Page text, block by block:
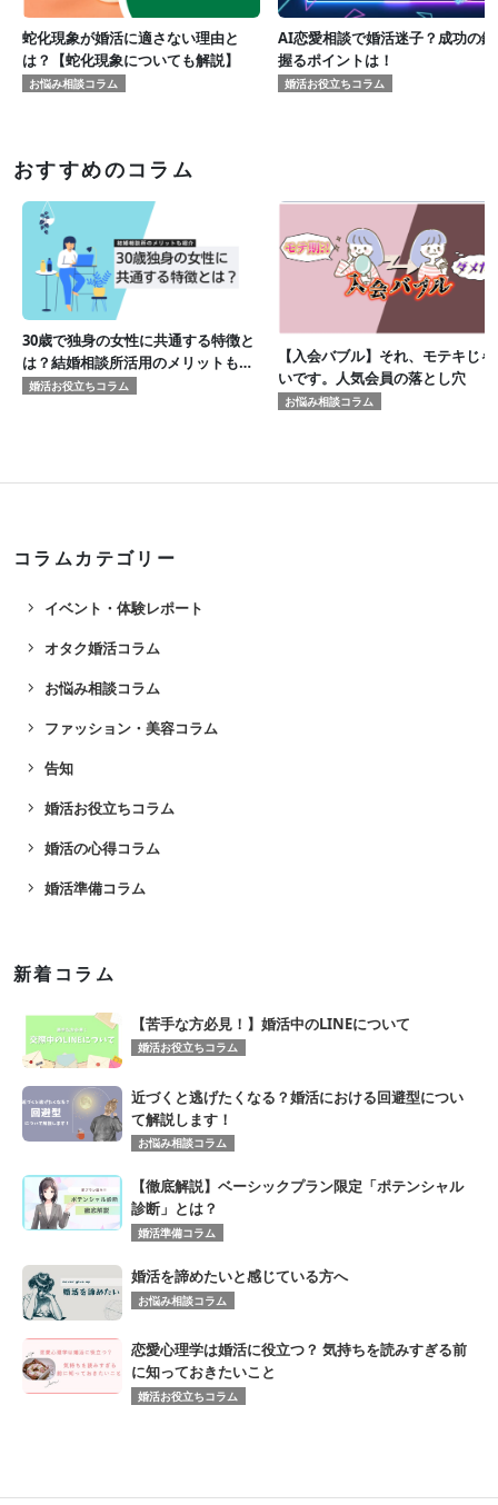
蛇化現象が婚活に適さない理由と
は？【蛇化現象についても解説】
お悩み相談コラム
AI恋愛相談で婚活迷子？成功の
握るポイントは！
婚活お役立ちコラム
おすすめのコラム
30歳で独身の女性に共通する特徴と
は？結婚相談所活用のメリットも紹
介！
婚活お役立ちコラム
【入会バブル】それ、モテキじ
いです。人気会員の落とし穴
お悩み相談コラム
コラムカテゴリー
navigate_next イベント・体験レポート
navigate_next オタク婚活コラム
navigate_next お悩み相談コラム
navigate_next ファッション・美容コラム
navigate_next 告知
navigate_next 婚活お役立ちコラム
navigate_next 婚活の心得コラム
navigate_next 婚活準備コラム
新着コラム
【苦手な方必見！】婚活中のLINEについて
婚活お役立ちコラム
近づくと逃げたくなる？婚活における回避型につい
て解説します！
お悩み相談コラム
【徹底解説】ベーシックプラン限定「ポテンシャル
診断」とは？
婚活準備コラム
婚活を諦めたいと感じている方へ
お悩み相談コラム
恋愛心理学は婚活に役立つ？ 気持ちを読みすぎる前
に知っておきたいこと
婚活お役立ちコラム